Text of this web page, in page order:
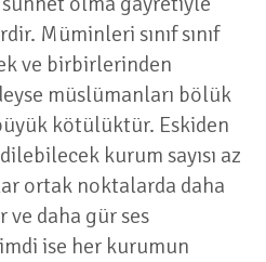
Müminleri sınıf sınıf
ve birbirlerinden
müslümanları bölük
kötülüktür. Eskiden
kurum sayısı az
ortak noktalarda daha
daha gür ses
ise her kurumun